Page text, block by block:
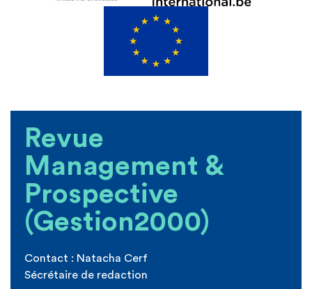
Revue
Management &
Prospective
(Gestion2000)
Contact : Natacha Cerf
Sécrétaire de redaction